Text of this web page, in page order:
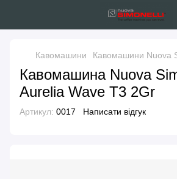
Кавомашини Кавомашини Nuova
Кавомашина Nuova
Aurelia Wave T3 2Gr
Артикул: 0017 Написати відгук